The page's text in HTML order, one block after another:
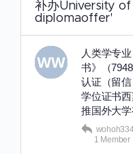
补办University
diplomaoffer'
人类学专
书》（
认证（留
学位证书
推国外大
1 Member